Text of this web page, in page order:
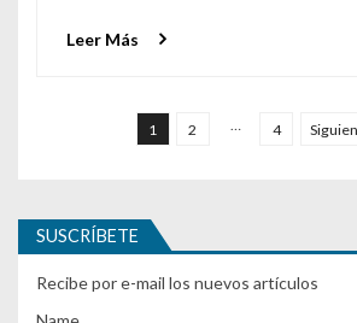
Leer Más
Navegación de entradas
1 2 4
SUSCRÍBETE
Recibe por e-mail los nuevos artículos